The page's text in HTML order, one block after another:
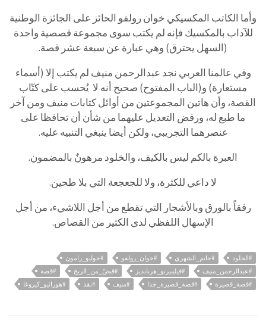
وأما الكاتب المكسيكي خوان رولفو الحائز على الجائزة الوطنية
للآداب بالمكسيك فإنه لم يكتب سوى مجموعة قصصية واحدة
(السهل يحترق) وهي عبارة عن سبعة عشر قصة.
وفي عالمنا العربي نجد عبدالرحمن منيف لم يكتب إلا (أسماء
مستعارة) و(الباب المفتوح) صحيح أنه لا يُحسب على كتّاب
القصة، وأن هاتين المجموعتين من أوائل كتابات منيف ومن آخر
ما طبع له، ورفض التعديل عليهما من شأن أن تحافظا على
عنصرهما التجريبي، ولكن أيضا ينبغي التنبيه عليه.
العبرة بالكم ليس بالكيف، والخلود مرهونٌ بالمضمون.
لا داعي للكثرة، ولا للجعجعة التي بلا طحين.
رفقاً بالورق وبالأشجار التي تقطع من أجل اللاشيء، من أجل
الإسهال اللفظي لدى الكثير من القصاص.
#الخلود #حاتم_الشهري #خوان_رولفو
#خوليو_رامون
#عبدالرحمن_منيف
#فيليبيرتو_هرنانديز #قبضٌ_من_الريح
#قصة
#قصة_قصيرة
#قصة_قصيرة_جدا #منيف #نقد #هوراثيو_كيروغا